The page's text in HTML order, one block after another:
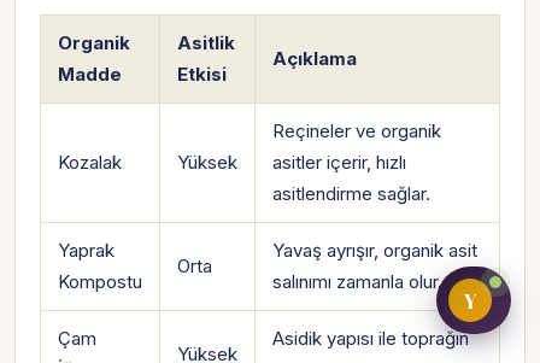
Organik
Madde
Asitlik
Etkisi
Açıklama
Kozalak Yüksek
Reçineler ve organik
asitler içerir, hızlı
asitlendirme sağlar.
Yaprak
Kompostu
Orta
Yavaş ayrışır, organik asit
salınımı zamanla olur.
Çam
Yüksek
Asidik yapısı ile toprağın
Y